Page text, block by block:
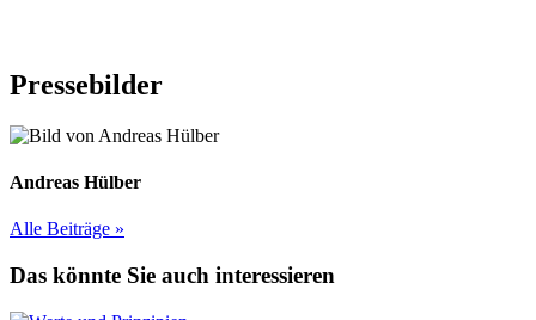
Pressebilder
Andreas Hülber
Alle Beiträge »
Das könnte Sie auch interessieren